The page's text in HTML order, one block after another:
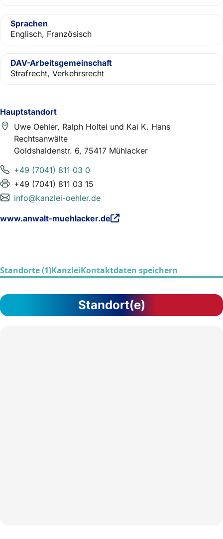
Hauptstandort
Uwe Oehler, Ralph Holtei und Kai K. Hans
Rechtsanwälte
Goldshaldenstr. 6, 75417 Mühlacker
+49 (7041) 811 03 0
+49 (7041) 811 03 15
info@kanzlei-oehler.de
www.anwalt-muehlacker.de
Sprachen
Englisch, Französisch
DAV-Arbeitsgemeinschaft
Strafrecht, Verkehrsrecht
Standorte (1)KanzleiKontaktdaten speichern
Standort(e)